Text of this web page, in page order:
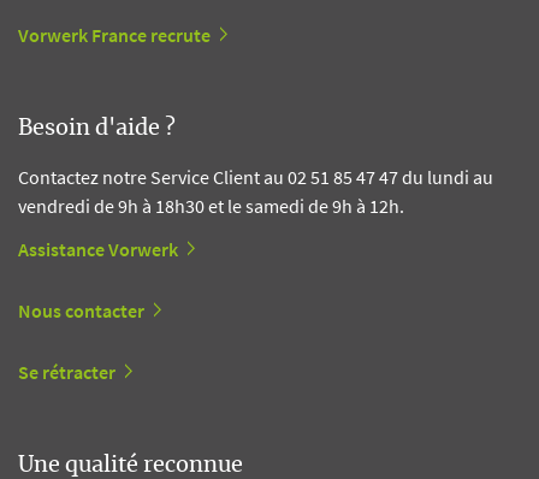
Vorwerk France recrute
Besoin d'aide ?
Contactez notre Service Client au 02 51 85 47 47 du lundi au
vendredi de 9h à 18h30 et le samedi de 9h à 12h.
Assistance Vorwerk
Nous contacter
Se rétracter
Une qualité reconnue